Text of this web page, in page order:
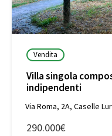
Vendita
Villa singola
indipendenti
Via Roma, 2A, Caselle
290.000€